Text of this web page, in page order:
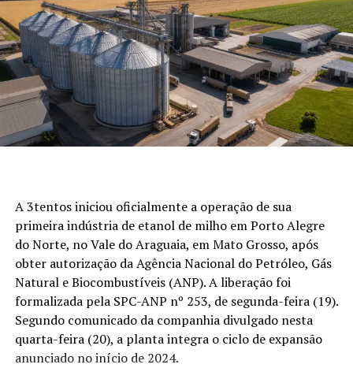
A 3tentos iniciou oficialmente a operação de sua
primeira indústria de etanol de milho em Porto Alegre
do Norte, no Vale do Araguaia, em Mato Grosso, após
obter autorização da Agência Nacional do Petróleo, Gás
Natural e Biocombustíveis (ANP). A liberação foi
formalizada pela SPC-ANP nº 253, de segunda-feira (19).
Segundo comunicado da companhia divulgado nesta
quarta-feira (20), a planta integra o ciclo de expansão
anunciado no início de 2024.